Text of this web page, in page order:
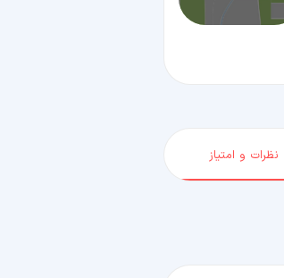
نظرات و امتیاز